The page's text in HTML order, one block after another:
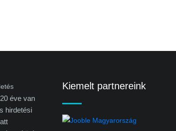
éve van
hirdetési
Kiemelt partnereink